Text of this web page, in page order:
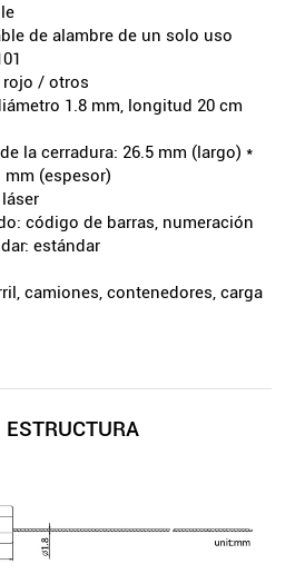
de alambre de un solo uso
rojo / otros
1.8 mm, longitud 20 cm
la cerradura: 26.5 mm (largo) *
mm (espesor)
código de barras, numeración
estándar
camiones, contenedores, carga